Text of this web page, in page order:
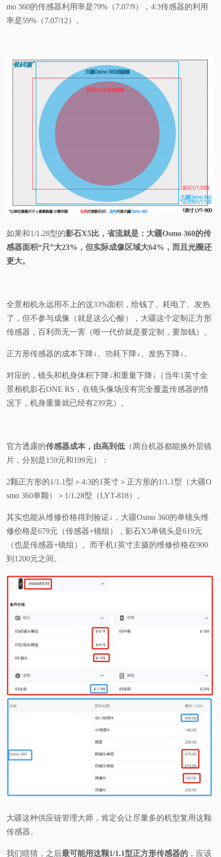
mo 360的传感器利用率是79%（7.07/9），4:3传感器的利用
率是59%（7.07/12）。
如果和1/1.28型的影石X5比，省流就是：大疆Osmo 360的传
感器面积“只”大23%，但实际成像区域大64%，而且光圈还
更大。
全景相机永远用不上的这33%面积，给钱了、耗电了、发热
了，但不参与成像（就是这么心酸），大疆这个定制正方形
传感器，百利而无一害（唯一代价就是要定制，要加钱）。
正方形传感器的成本下降↓、功耗下降↓、发热下降↓。
对应的，镜头和机身体积下降↓和重量下降↓（当年1英寸全
景相机影石ONE RS，在镜头像场没有完全覆盖传感器的情
况下，机身重量就已经有239克）。
官方透露的传感器成本，由高到低 （两台机器都能换外层镜
片，分别是159元和199元）：
2颗正方形的1/1.1型＞4:3的1英寸＞正方形的1/1.1型（大疆O
smo 360单颗）＞1/1.28型（LYT-818）。
其实也能从维修价格得到验证↓，大疆Osmo 360的单镜头维
修价格是679元（传感器+镜组），影石X5单镜头是619元
（也是传感器+镜组）。而手机1英寸主摄的维修价格在900
到1200元之间。
大疆这种供应链管理大师，肯定会让尽量多的机型复用这颗
传感器。
我们瞎猜，之后最可能用这颗1/1.1型正方形传感器的 ，应该